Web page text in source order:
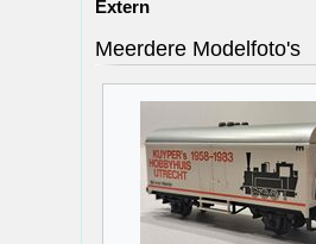
Extern
Meerdere Modelfoto's